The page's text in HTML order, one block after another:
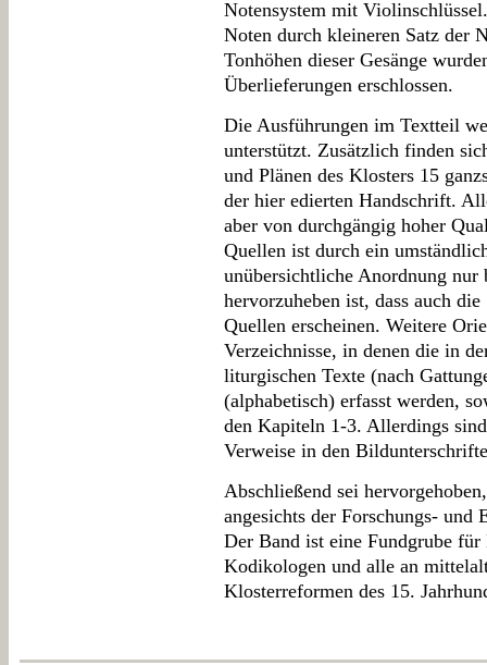
Notensystem mit
Noten durch kleineren Satz der
Tonhöhen dieser Gesänge
Überlieferungen erschlossen.
Die Ausführungen im Textteil
unterstützt. Zusätzlich finden
und Plänen des Klosters 15
der hier edierten Handschrift.
aber von durchgängig hoher
Quellen ist durch ein
unübersichtliche Anordnung
hervorzuheben ist, dass auch
Quellen erscheinen. Weitere
Verzeichnisse, in denen die in
liturgischen Texte (nach
(alphabetisch) erfasst werden,
den Kapiteln 1-3. Allerdings
Verweise in den
Abschließend sei
angesichts der Forschungs- und
Der Band ist eine Fundgrube
Kodikologen und alle an
Klosterreformen des 15.